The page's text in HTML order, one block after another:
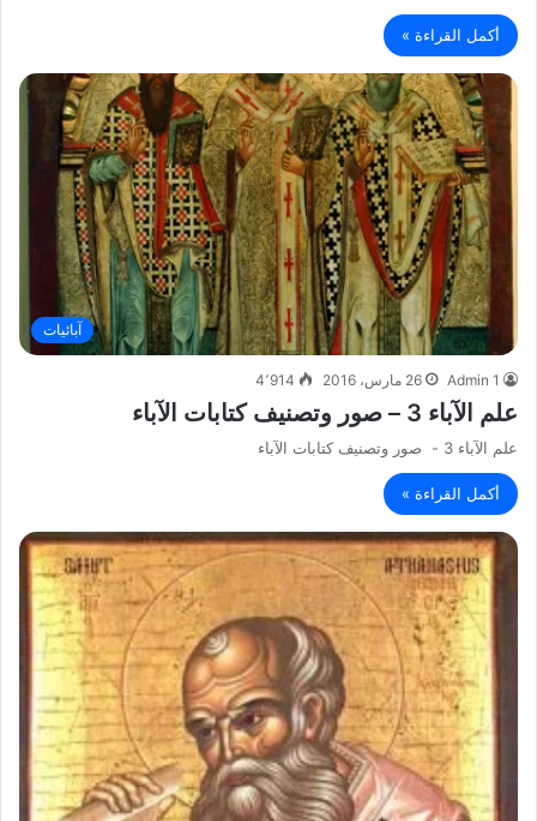
أكمل القراءة »
آبائيات
Admin 1 26 مارس، 2016 4٬914
علم الآباء 3 – صور وتصنيف كتابات الآباء
علم الآباء 3 - صور وتصنيف كتابات الآباء
أكمل القراءة »